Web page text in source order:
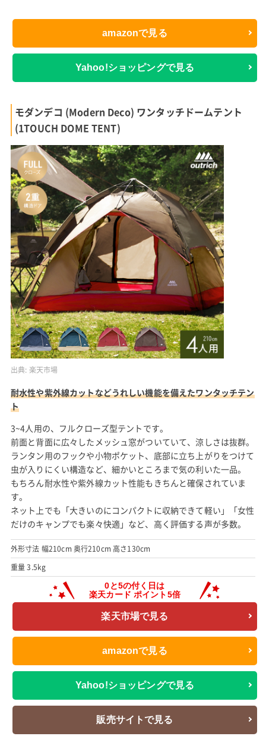
amazonで見る
Yahoo!ショッピングで見る
モダンデコ (Modern Deco) ワンタッチドームテント
(1TOUCH DOME TENT)
出典: 楽天市場
耐水性や紫外線カットなどうれしい機能を備えたワンタッチテン
ト
3~4人用の、フルクローズ型テントです。
前面と背面に広々したメッシュ窓がついていて、涼しさは抜群。
ランタン用のフックや小物ポケット、底部に立ち上がりをつけて
虫が入りにくい構造など、細かいところまで気の利いた一品。
もちろん耐水性や紫外線カット性能もきちんと確保されていま
す。
ネット上でも「大きいのにコンパクトに収納できて軽い」「女性
だけのキャンプでも楽々快適」など、高く評価する声が多数。
外形寸法 幅210cm 奥行210cm 高さ130cm
重量 3.5kg
楽天市場で見る
amazonで見る
Yahoo!ショッピングで見る
販売サイトで見る